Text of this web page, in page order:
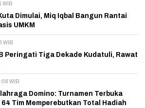
WIB
Dimulai, Miq Iqbal Bangun Rantai
UMKM
WIB
Peringati Tiga Dekade Kudatuli, Rawat
WIB
Domino: Turnamen Terbuka
64 Tim Memperebutkan Total Hadiah